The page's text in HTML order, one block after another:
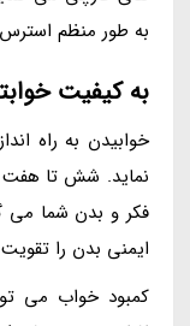
به طور منظم استرس
به کیفیت
خوابیدن به راه
نماید. شش تا هفت
فکر و بدن شما
ایمنی بدن را
کمبود خواب می